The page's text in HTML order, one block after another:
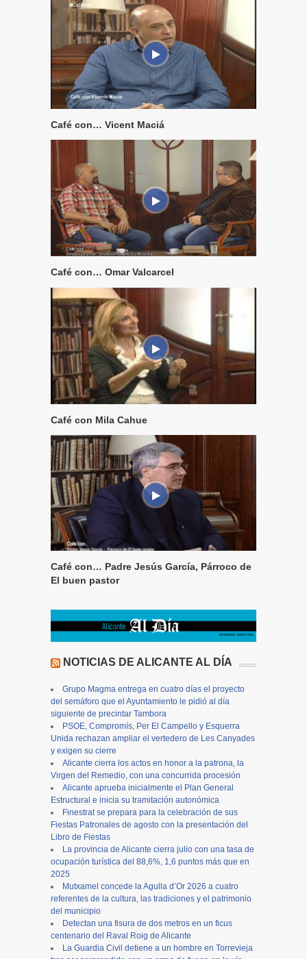
Café con… Vicent Maciá
Café con… Omar Valcarcel
Café con Mila Cahue
Café con… Padre Jesús García, Párroco de
El buen pastor
NOTICIAS DE ALICANTE AL DÍA
Grupo Magma entrega en cuatro días el proyecto
del semáforo que el Ayuntamiento le pidió al día
siguiente de precintar Tambora
PSOE, Compromís, Per El Campello y Esquerra
Unida rechazan ampliar el vertedero de Les Canyades
y exigen su cierre
Alicante cierra los actos en honor a la patrona, la
Virgen del Remedio, con una concurrida procesión
Alicante aprueba inicialmente el Plan General
Estructural e inicia su tramitación autonómica
Finestrat se prepara para la celebración de sus
Fiestas Patronales de agosto con la presentación del
Libro de Fiestas
La provincia de Alicante cierra julio con una tasa de
ocupación turística del 88,6%, 1,6 puntos más que en
2025
Mutxamel concede la Agulla d’Or 2026 a cuatro
referentes de la cultura, las tradiciones y el patrimonio
del municipio
Detectan una fisura de dos metros en un ficus
centenario del Raval Roig de Alicante
La Guardia Civil detiene a un hombre en Torrevieja